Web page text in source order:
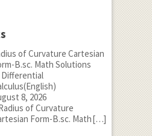
of Curvature Cartesian
B.sc. Math Solutions
Differential
8, 2026
of Curvature
Form-B.sc. Math[…]